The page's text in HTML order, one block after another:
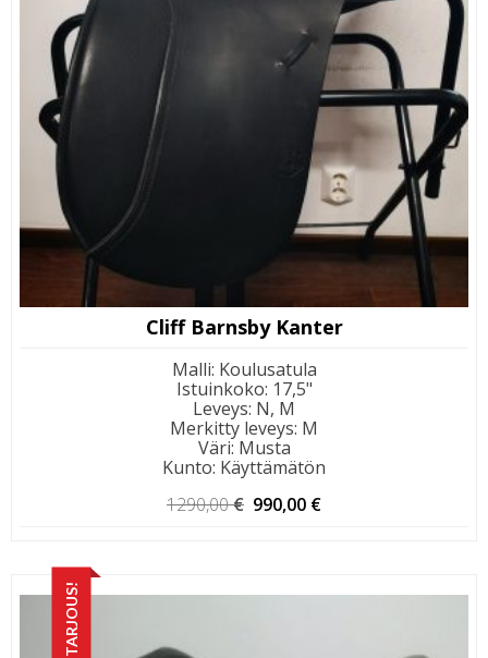
Cliff Barnsby Kanter
Malli: Koulusatula
Istuinkoko: 17,5"
Leveys: N, M
Merkitty leveys: M
Väri: Musta
Kunto: Käyttämätön
1290,00€ Alkuperäinen
990,00 €
TARJOUS!